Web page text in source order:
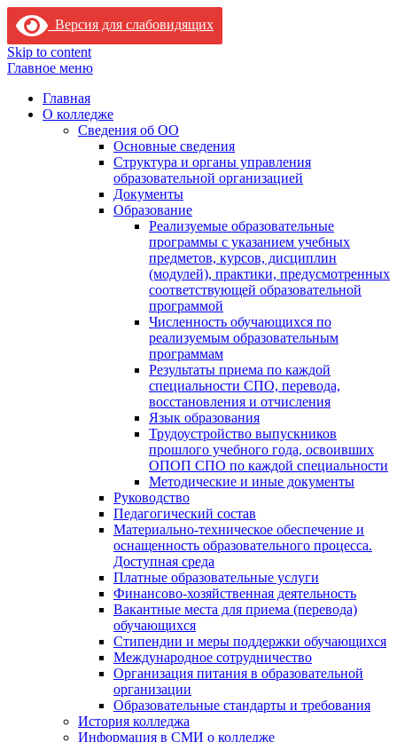
Версия для слабовидящих
Skip to content
Главное меню
Главная
О колледже
Сведения об ОО
Основные сведения
Структура и органы управления
образовательной организацией
Документы
Образование
Реализуемые образовательные
программы с указанием учебных
предметов, курсов, дисциплин
(модулей), практики, предусмотренных
соответствующей образовательной
программой
Численность обучающихся по
реализуемым образовательным
программам
Результаты приема по каждой
специальности СПО, перевода,
восстановления и отчисления
Язык образования
Трудоустройство выпускников
прошлого учебного года, освоивших
ОПОП СПО по каждой специальности
Методические и иные документы
Руководство
Педагогический состав
Материально-техническое обеспечение и
оснащенность образовательного процесса.
Доступная среда
Платные образовательные услуги
Финансово-хозяйственная деятельность
Вакантные места для приема (перевода)
обучающихся
Стипендии и меры поддержки обучающихся
Международное сотрудничество
Организация питания в образовательной
организации
Образовательные стандарты и требования
История колледжа
Информация в СМИ о колледже